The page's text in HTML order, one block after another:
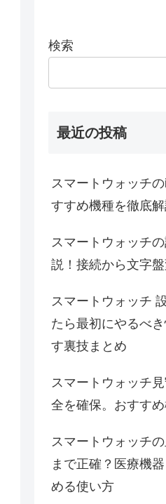
検索
最近の投稿
スマートウォッチ
すすめ機種を徹底解
スマートウォッチ
説！接続から文字
スマートウォッチ
たら最初にやるべ
す裏技まとめ
スマートウォッチ
全を確保。おすす
スマートウォッチ
まで正確？医療機
める使い方